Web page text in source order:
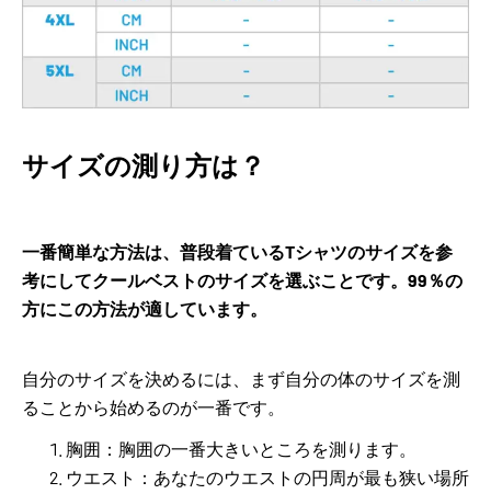
サイズの測り方は？
一番簡単な方法は、普段着ているTシャツのサイズを参
考にしてクールベストのサイズを選ぶことです。99％の
方にこの方法が適しています。
自分のサイズを決めるには、まず自分の体のサイズを測
ることから始めるのが一番です。
胸囲：胸囲の一番大きいところを測ります。
ウエスト：あなたのウエストの円周が最も狭い場所